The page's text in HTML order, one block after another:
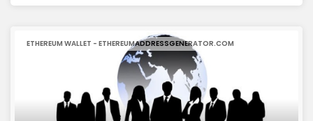
ETHEREUM WALLET - ETHEREUMADDRESSGENERATOR.COM